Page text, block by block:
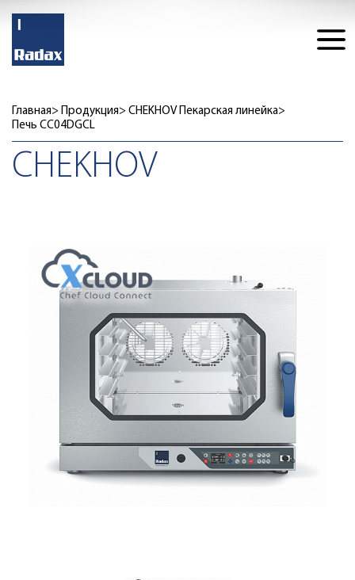
Главная Продукция
CHEKHOV Пекарская линейка
Печь CC04DGCL
CHEKHOV